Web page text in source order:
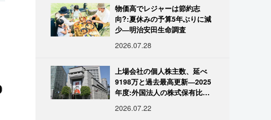
物価高でレジャーは節約志
向?:夏休みの予算5年ぶりに減
少―明治安田生命調査
2026.07.28
上場会社の個人株主数、延べ
9198万と過去最高更新―2025
年度:外国法人の株式保有比率
2026.07.22